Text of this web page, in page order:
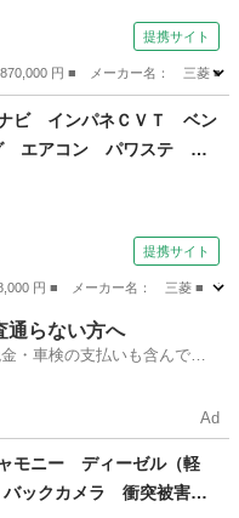
クルーズコントロール
側電動スライド ベンチ
提携サイト
円 ■ メーカー名： 三菱
ビ インパネＣＶＴ ベン
エアコン パワステ パ
備付）
提携サイト
円 ■ メーカー名： 三菱 ■
通らない方へ
・車検の支払いも含んでい
Ad
モニー ディーゼル（軽
ックカメラ 衝突被害軽